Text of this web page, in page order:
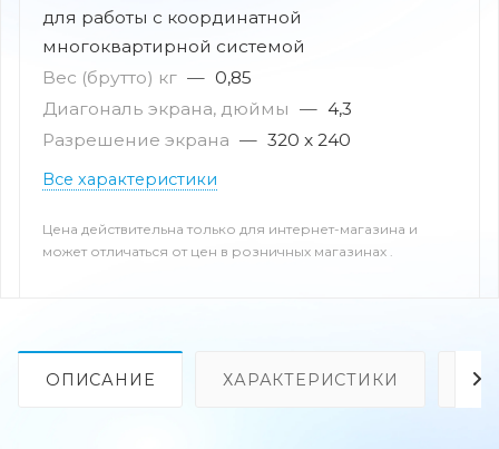
для работы с координатной
многоквартирной системой
Вес (брутто) кг — 0,85
Диагональ экрана, дюймы — 4,3
Разрешение экрана — 320 х 240
Все характеристики
Цена действительна только для интернет-магазина и
может отличаться от цен в розничных магазинах .
ОПИСАНИЕ ХАРАКТЕРИСТИКИ